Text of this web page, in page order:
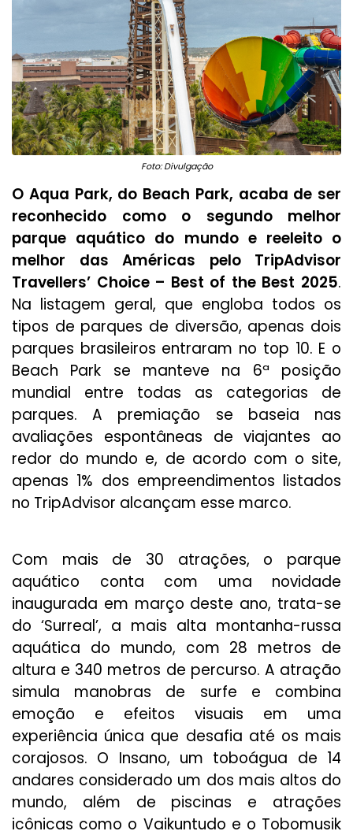
Foto: Divulgação
O Aqua Park, do Beach Park, acaba de ser
reconhecido como o segundo melhor
parque aquático do mundo e reeleito o
melhor das Américas pelo TripAdvisor
Travellers’ Choice – Best of the Best 2025.
Na listagem geral, que engloba todos os
tipos de parques de diversão, apenas dois
parques brasileiros entraram no top 10. E o
Beach Park se manteve na 6ª posição
mundial entre todas as categorias de
parques. A premiação se baseia nas
avaliações espontâneas de viajantes ao
redor do mundo e, de acordo com o site,
apenas 1% dos empreendimentos listados
no TripAdvisor alcançam esse marco.
Com mais de 30 atrações, o parque
aquático conta com uma novidade
inaugurada em março deste ano, trata-se
do ‘Surreal’, a mais alta montanha-russa
aquática do mundo, com 28 metros de
altura e 340 metros de percurso. A atração
simula manobras de surfe e combina
emoção e efeitos visuais em uma
experiência única que desafia até os mais
corajosos. O Insano, um toboágua de 14
andares considerado um dos mais altos do
mundo, além de piscinas e atrações
icônicas como o Vaikuntudo e o Tobomusik